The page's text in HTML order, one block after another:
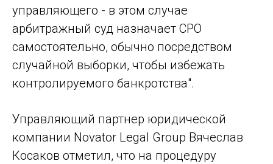
управляющего - в этом случае
арбитражный суд назначает СРО
самостоятельно, обычно посредством
случайной выборки, чтобы избежать
контролируемого банкротства".
Управляющий партнер юридической
компании Novator Legal Group Вячеслав
Косаков отметил, что на процедуру